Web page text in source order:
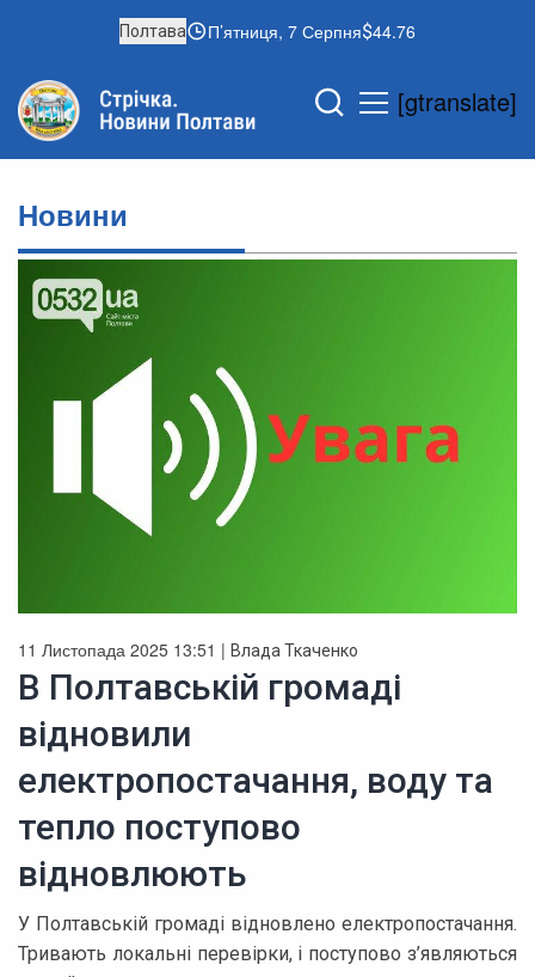
Полтава П’ятниця, 7 Серпня 44.76
[gtranslate]
Новини
11 Листопада 2025 13:51 | Влада Ткаченко
В Полтавській громаді
відновили
електропостачання, воду та
тепло поступово
відновлюють
У Полтавській громаді відновлено електропостачання.
Тривають локальні перевірки, і поступово з’являються